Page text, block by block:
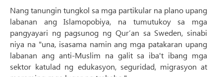
Nang tanungin tungkol sa mga partikular na plano upang
labanan ang Islamopobiya, na tumutukoy sa mga
pangyayari ng pagsunog ng Qur’an sa Sweden, sinabi
niya na "una, isasama namin ang mga patakaran upang
labanan ang anti-Muslim na galit sa iba't ibang mga
sektor katulad ng edukasyon, seguridad, migrasyon at